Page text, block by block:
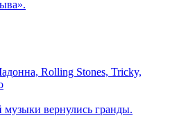
Rolling Stones, Tricky,
вернулись гранды.